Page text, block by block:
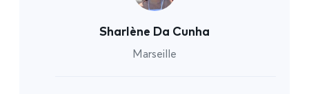
Sharlène Da Cunha
Marseille